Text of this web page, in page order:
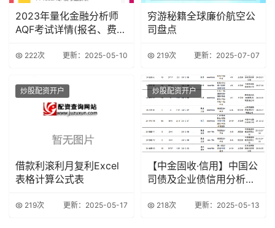
2023年量化金融分析师
AQF考试详情(报名、费
222次 更新：2025-05-10
穷游秘籍全球廉价航空公
司盘点
219次 更新：2025-07-07
炒股配资开户
借款利滚利月复利Excel
表格计算公式表
219次 更新：2025-05-17
炒股配资开户
【中金固收·信用】中国公
司债及企业债信用分析周
218次 更新：2025-05-13